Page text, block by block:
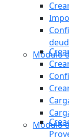
Módulo
Módulo